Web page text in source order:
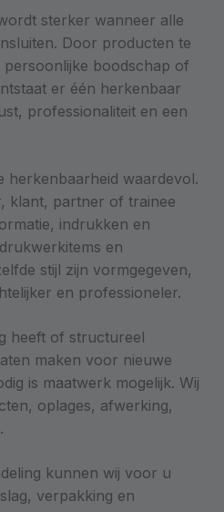
sterker wanneer alle
Door producten te
boodschap of
er één herkenbaar
professionaliteit en een
herkenbaarheid waardevol.
klant, partner of trainee
indrukken en
en
stijl zijn vormgegeven,
en professioneler.
heeft of structureel
maken voor nieuwe
is maatwerk mogelijk. Wij
oplages, afwerking,
kunnen wij voor u
verpakking en